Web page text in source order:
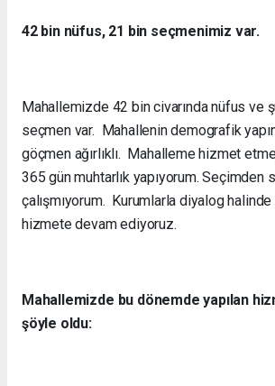
42 bin nüfus, 21 bin seçmenimiz var.
Mahallemizde 42 bin civarında nüfus ve
seçmen var. Mahallenin demografik
göçmen ağırlıklı. Mahalleme hizmet
365 gün muhtarlık yapıyorum. Seçimden
çalışmıyorum. Kurumlarla diyalog
hizmete devam ediyoruz.
Mahallemizde bu dönemde yapılan
şöyle oldu: